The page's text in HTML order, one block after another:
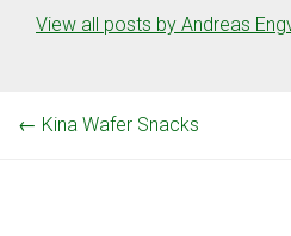
View all posts by Andreas
← Kina Wafer Snacks